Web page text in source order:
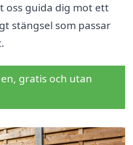
oss guida dig mot ett
stängsel som passar
gratis och utan